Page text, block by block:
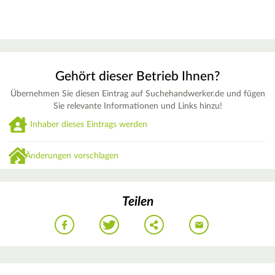
Gehört dieser Betrieb Ihnen?
Übernehmen Sie diesen Eintrag auf Suchehandwerker.de und fügen
Sie relevante Informationen und Links hinzu!
Inhaber dieses Eintrags werden
Änderungen vorschlagen
Teilen